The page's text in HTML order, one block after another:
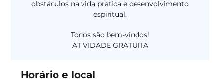
obstáculos na vida pratica e desenvolvimento
espiritual.
Todos são bem-vindos!
ATIVIDADE GRATUITA
Horário e local